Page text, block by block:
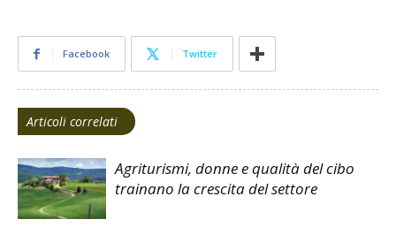
Facebook Twitter
Articoli correlati
Agriturismi, donne e qualità del cibo
trainano la crescita del settore